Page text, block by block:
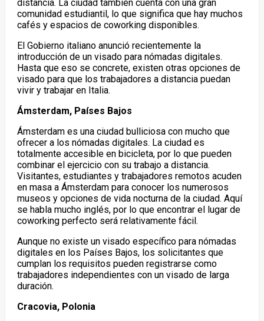
distancia. La ciudad también cuenta con una gran
comunidad estudiantil, lo que significa que hay muchos
cafés y espacios de coworking disponibles.
El Gobierno italiano anunció recientemente la
introducción de un visado para nómadas digitales.
Hasta que eso se concrete, existen otras opciones de
visado para que los trabajadores a distancia puedan
vivir y trabajar en Italia.
Ámsterdam, Países Bajos
Ámsterdam es una ciudad bulliciosa con mucho que
ofrecer a los nómadas digitales. La ciudad es
totalmente accesible en bicicleta, por lo que pueden
combinar el ejercicio con su trabajo a distancia.
Visitantes, estudiantes y trabajadores remotos acuden
en masa a Ámsterdam para conocer los numerosos
museos y opciones de vida nocturna de la ciudad. Aquí
se habla mucho inglés, por lo que encontrar el lugar de
coworking perfecto será relativamente fácil.
Aunque no existe un visado específico para nómadas
digitales en los Países Bajos, los solicitantes que
cumplan los requisitos pueden registrarse como
trabajadores independientes con un visado de larga
duración.
Cracovia, Polonia